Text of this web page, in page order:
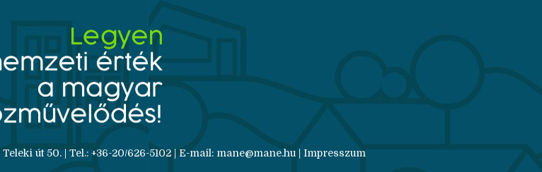
út 50. | Tel.: +36-20/626-5102 | E-mail: mane@mane.hu | Impresszum